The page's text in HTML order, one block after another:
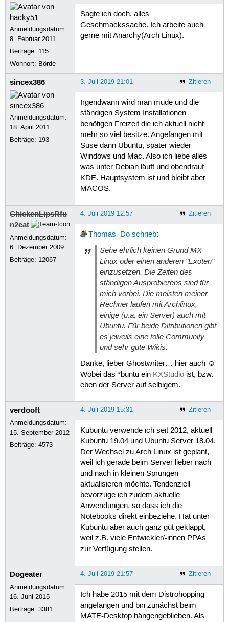
Anmeldungsdatum:
8. Februar 2011
Beiträge: 115
Wohnort: Börde
Sagte ich doch, alles
Geschmackssache. Ich arbeite auch
gerne mit Anarchy(Arch Linux).
sincex386
Anmeldungsdatum:
18. April 2011
Beiträge: 193
Zitieren
3. Juli 2019 21:01
Irgendwann wird man müde und die
ständigen System Installationen
benötigen Freizeit die ich aktuell nicht
mehr so viel besitze. Angefangen mit
Suse dann Ubuntu, später wieder
Windows und Mac. Also ich liebe alles
was unter Debian läuft und obendrauf
KDE. Hauptsystem ist und bleibt aber
MACOS.
ChickenLipsRfu
n2eat
Anmeldungsdatum:
6. Dezember 2009
Beiträge: 12067
Zitieren
4. Juli 2019 12:57
Thomas_Do schrieb:
Sehe ehrlich keinen Grund MX
Linux oder einen anderen "Exoten"
einzusetzen. Die Zeiten des
ständigen Ausprobierens sind für
mich vorbei. Die meisten meiner
Rechner laufen mit Archlinux,
einige (u.a. ein Server) auch mit
Ubuntu. Für beide Ditributionen gibt
es jeweils eine tolle Community
und sehr gute Wikis.
Danke, lieber Ghostwriter… hier auch ☺
Wobei das *buntu ein KXStudioist, bzw.
eben der Server auf selbigem.
verdooft
Anmeldungsdatum:
15. September 2012
Beiträge:4573
Zitieren
4. Juli 2019 15:31
Kubuntu verwende ich seit 2012, aktuell
Kubuntu 19.04 und Ubuntu Server 18.04.
Der Wechsel zu Arch Linux ist geplant,
weil ich gerade beim Server lieber nach
und nach in kleinen Sprüngen
aktualisieren möchte. Tendenziell
bevorzuge ich zudem aktuelle
Anwendungen, so dass ich die
Notebooks direkt einbeziehe. Hat unter
Kubuntu aber auch ganz gut geklappt,
weil z.B. viele Entwickler/-innen PPAs
zur Verfügung stellen.
Dogeater
Anmeldungsdatum:
16. Juni 2015
Beiträge:3381
Zitieren
4. Juli 2019 21:57
Ich habe 2015 mit dem Distrohopping
angefangen und bin zunächst beim
MATE-Desktop hängengeblieben. Als